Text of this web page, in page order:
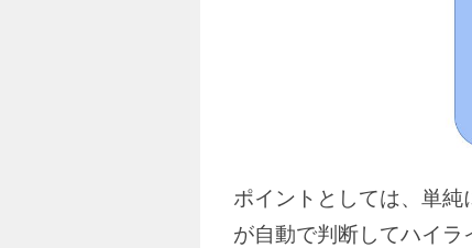
ポイントとしては、単
が自動で判断してハイラ